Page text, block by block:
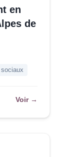
en
de
Voir →